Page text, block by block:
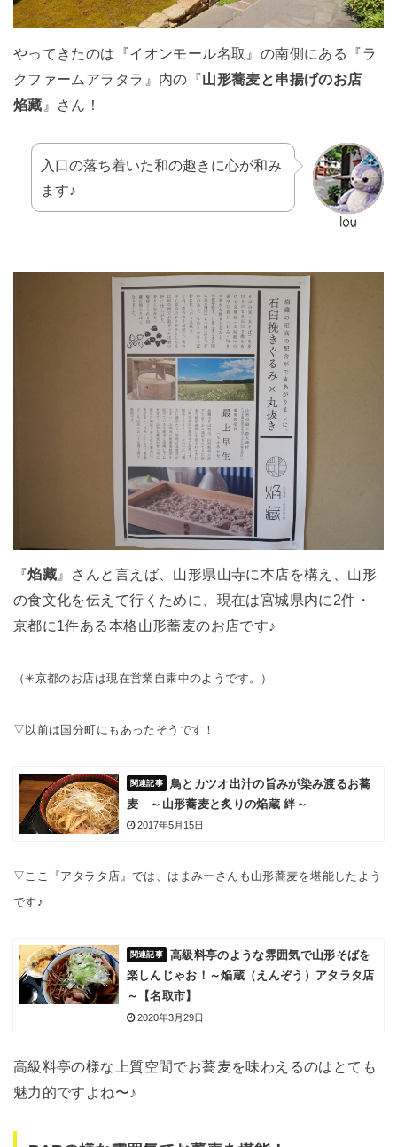
やってきたのは『イオンモール名取』の南側にある『ラ
クファームアラタラ』内の『山形蕎麦と串揚げのお店
焰藏 』さん！
入口の落ち着いた和の趣きに心が和み
ます♪
『焰藏 』さんと言えば、山形県山寺に本店を構え、山形
の食文化を伝えて行くために、現在は宮城県内に2件・
京都に1件ある本格山形蕎麦のお店です♪
（✳︎京都のお店は現在営業自粛中のようです。）
▽以前は国分町にもあったそうです！
鳥とカツオ出汁の旨みが染み渡るお蕎
麦 ～山形蕎麦と炙りの焔蔵 絆～
2017年5月15日
▽ここ『アタラタ店』では、はまみーさんも山形蕎麦を堪能したよう
です♪
高級料亭のような雰囲気で山形そばを
楽しんじゃお！～焔蔵（えんぞう）アタラタ店
～【名取市】
2020年3月29日
高級料亭の様な上質空間でお蕎麦を味わえるのはとても
魅力的ですよね〜♪